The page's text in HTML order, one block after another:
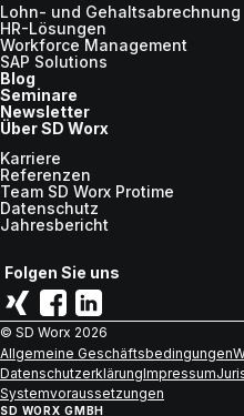
Lohn- und Gehaltsabrechnung
HR-Lösungen
Workforce Management
SAP Solutions
Blog
Seminare
Newsletter
Über SD Worx
Karriere
Referenzen
Team SD Worx Protime
Datenschutz
Jahresbericht
Folgen Sie uns
© SD Worx 2026
Allgemeine Geschäftsbedingungen
DatenschutzerklärungImpressum
Systemvoraussetzungen
SD WORX GMBH